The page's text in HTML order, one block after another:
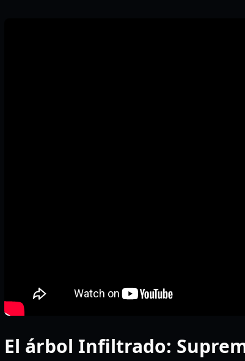
El árbol Infiltrado: